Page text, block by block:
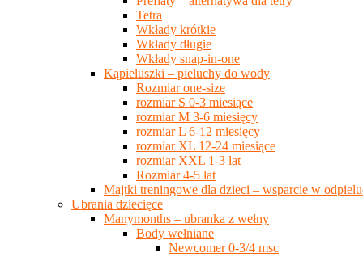
Tetra
Wkłady krótkie
Wkłady długie
Wkłady snap-in-one
Kąpieluszki – pieluchy do wody
Rozmiar one-size
rozmiar S 0-3 miesiące
rozmiar M 3-6 miesięcy
rozmiar L 6-12 miesięcy
rozmiar XL 12-24 miesiące
rozmiar XXL 1-3 lat
Rozmiar 4-5 lat
Majtki treningowe dla dzieci – wsparcie w
Ubrania dziecięce
Manymonths – ubranka z wełny
Body wełniane
Newcomer 0-3/4 msc